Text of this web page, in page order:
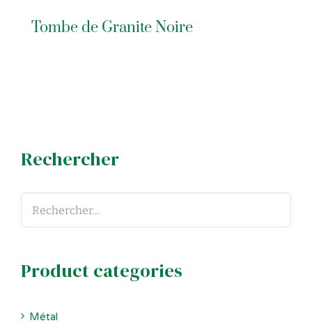
Tombe de Granite Noire
Rechercher
Product categories
Métal